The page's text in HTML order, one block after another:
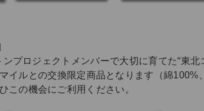
プロジェクトメンバーで大切に育てた“東
イルとの交換限定商品となります（綿100%
この機会にご利用ください。